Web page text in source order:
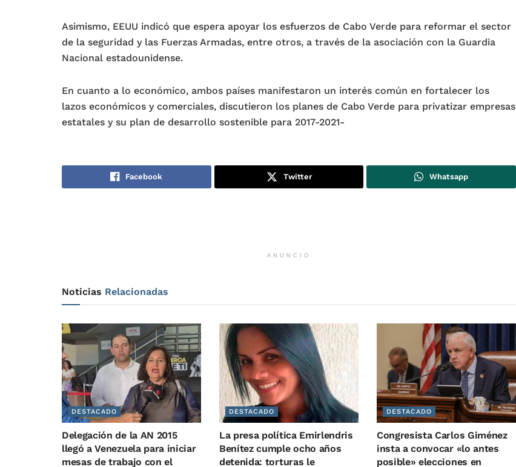
Asimismo, EEUU indicó que espera apoyar los esfuerzos de Cabo Verde para reformar el sector
de la seguridad y las Fuerzas Armadas, entre otros, a través de la asociación con la Guardia
Nacional estadounidense.
En cuanto a lo económico, ambos países manifestaron un interés común en fortalecer los
lazos económicos y comerciales, discutieron los planes de Cabo Verde para privatizar empresas
estatales y su plan de desarrollo sostenible para 2017-2021-
Facebook Twitter Whatsapp
ANUNCIO
Noticias Relacionadas
DESTACADO
Delegación de la AN 2015
llegó a Venezuela para iniciar
mesas de trabajo con el
DESTACADO
La presa política Emirlendris
Benítez cumple ocho años
detenida: torturas le
DESTACADO
Congresista Carlos Giménez
insta a convocar «lo antes
posible» elecciones en